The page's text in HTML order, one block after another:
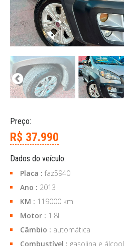
Preço:
R$ 37.990
Dados do veículo:
Placa : faz5940
Ano : 2013
KM : 119000 km
Motor : 1.8l
Câmbio : automática
Combustível : gasolina e álcool